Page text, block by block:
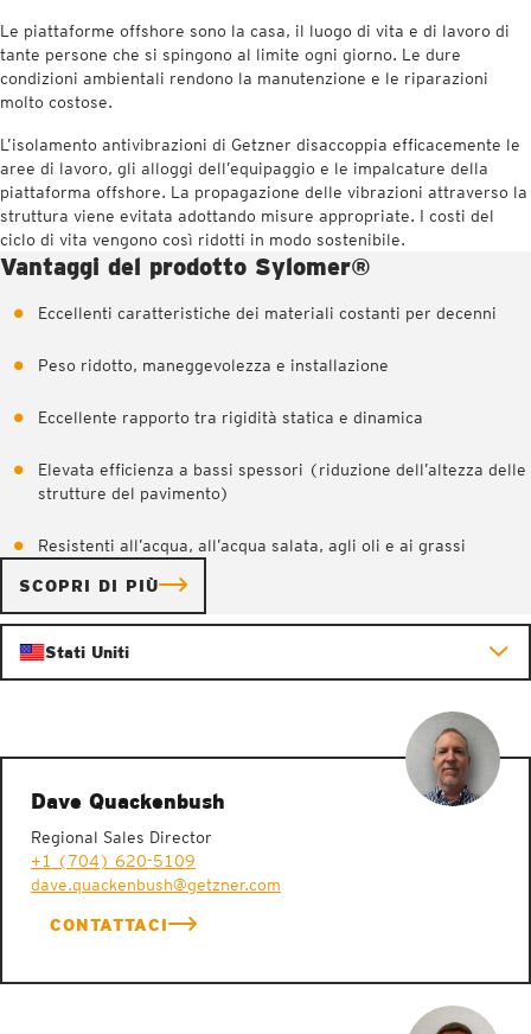
Le piattaforme offshore sono la casa, il luogo di vita e di lavoro di
tante persone che si spingono al limite ogni giorno. Le dure
condizioni ambientali rendono la manutenzione e le riparazioni
molto costose.
L’isolamento antivibrazioni di Getzner disaccoppia efficacemente le
aree di lavoro, gli alloggi dell’equipaggio e le impalcature della
piattaforma offshore. La propagazione delle vibrazioni attraverso la
struttura viene evitata adottando misure appropriate. I costi del
ciclo di vita vengono così ridotti in modo sostenibile.
Vantaggi del prodotto Sylomer®
Eccellenti caratteristiche dei materiali costanti per decenni
Peso ridotto, maneggevolezza e installazione
Eccellente rapporto tra rigidità statica e dinamica
Elevata efficienza a bassi spessori (riduzione dell’altezza delle
strutture del pavimento)
Resistenti all’acqua, all’acqua salata, agli oli e ai grassi
SCOPRI DI PIÙ
Stati Uniti
Dave Quackenbush
Regional Sales Director
+1 (704) 620-5109
dave.quackenbush@getzner.com
CONTATTACI